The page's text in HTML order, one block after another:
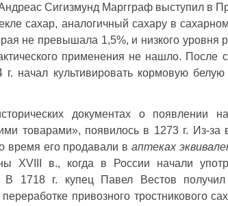
Сигизмунд Маргграф выступил в
сахар, аналогичный сахару в
не превышала 1,5%, и низкого уровня
применения не нашло. После
начал культивировать кормовую
документах о появлении
товарами», появилось в 1273 г. Из-
время его продавали ваптеках
XVIII в., когда в России начали
В 1718 г. купец Павел Вестов
привозного тростникового